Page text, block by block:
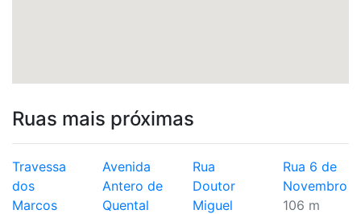
Ruas mais próximas
Travessa
dos
Marcos
Avenida
Antero de
Quental
Rua
Doutor
Miguel
Rua 6 de
Novembro
106 m